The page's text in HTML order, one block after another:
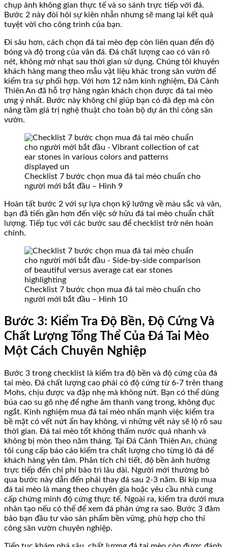
chụp ảnh không gian thực tế và so sánh trực tiếp với đá.
Bước 2 này đòi hỏi sự kiên nhẫn nhưng sẽ mang lại kết quả
tuyệt vời cho công trình của bạn.
Đi sâu hơn, cách chọn đá tai mèo đẹp còn liên quan đến độ
bóng và độ trong của vân đá. Đá chất lượng cao có vân rõ
nét, không mờ nhạt sau thời gian sử dụng. Chúng tôi khuyên
khách hàng mang theo mẫu vật liệu khác trong sân vườn để
kiểm tra sự phối hợp. Với hơn 12 năm kinh nghiệm, Đá Cảnh
Thiên An đã hỗ trợ hàng ngàn khách chọn được đá tai mèo
ưng ý nhất. Bước này không chỉ giúp bạn có đá đẹp mà còn
nâng tầm giá trị nghệ thuật cho toàn bộ dự án thi công sân
vườn.
Checklist 7 bước chọn mua đá tai mèo chuẩn cho
người mới bắt đầu – Hình 9
Hoàn tất bước 2 với sự lựa chọn kỹ lưỡng về màu sắc và vân,
bạn đã tiến gần hơn đến việc sở hữu đá tai mèo chuẩn chất
lượng. Tiếp tục với các bước sau để checklist trở nên hoàn
chỉnh.
Checklist 7 bước chọn mua đá tai mèo chuẩn cho
người mới bắt đầu – Hình 10
Bước 3: Kiểm Tra Độ Bền, Độ Cứng Và
Chất Lượng Tổng Thể Của Đá Tai Mèo
Một Cách Chuyên Nghiệp
Bước 3 trong checklist là kiểm tra độ bền và độ cứng của đá
tai mèo. Đá chất lượng cao phải có độ cứng từ 6-7 trên thang
Mohs, chịu được va đập nhẹ mà không nứt. Bạn có thể dùng
búa cao su gõ nhẹ để nghe âm thanh vang trong, không đục
ngắt. Kinh nghiệm mua đá tai mèo nhấn mạnh việc kiểm tra
bề mặt có vết nứt ẩn hay không, vì những vết này sẽ lộ rõ sau
thời gian. Đá tai mèo tốt không thấm nước quá nhanh và
không bị mòn theo năm tháng. Tại Đá Cảnh Thiên An, chúng
tôi cung cấp báo cáo kiểm tra chất lượng cho từng lô đá để
khách hàng yên tâm. Phân tích chi tiết, độ bền ảnh hưởng
trực tiếp đến chi phí bảo trì lâu dài. Người mới thường bỏ
qua bước này dẫn đến phải thay đá sau 2-3 năm. Bí kíp mua
đá tai mèo là mang theo chuyên gia hoặc yêu cầu nhà cung
cấp chứng minh độ cứng thực tế. Ngoài ra, kiểm tra dưới mưa
nhân tạo nếu có thể để xem đá phản ứng ra sao. Bước 3 đảm
bảo bạn đầu tư vào sản phẩm bền vững, phù hợp cho thi
công sân vườn chuyên nghiệp.